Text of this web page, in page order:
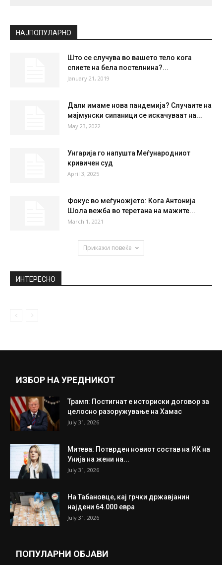
НАЈПОПУЛАРНО
Што се случува во вашето тело кога
спиете на бела постелнина?...
January 21, 2019
Дали имаме нова пандемија? Случаите на
мајмунски сипаници се искачуваат на...
May 23, 2022
Унгарија го напушта Меѓународниот
кривичен суд
April 3, 2025
Фокус во меѓуножјето: Кога Антонија
Шола вежба во теретана на мажите...
March 1, 2021
Прикажи повеќе
ИНТЕРЕСНО
ИЗБОР НА УРЕДНИКОТ
Трамп: Постигнат е историски договор за
целосно разоружување на Хамас
July 31, 2026
Митева: Потврден новиот состав на ИК на
Унија на жени на...
July 31, 2026
На Табановце, кај грчки државјанин
најдени 64.000 евра
July 31, 2026
ПОПУЛАРНИ ОБЈАВИ